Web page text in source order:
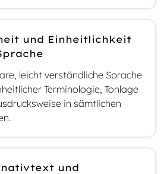
und Einheitlichkeit
leicht verständliche Sprache
Terminologie, Tonlage
in sämtlichen
und